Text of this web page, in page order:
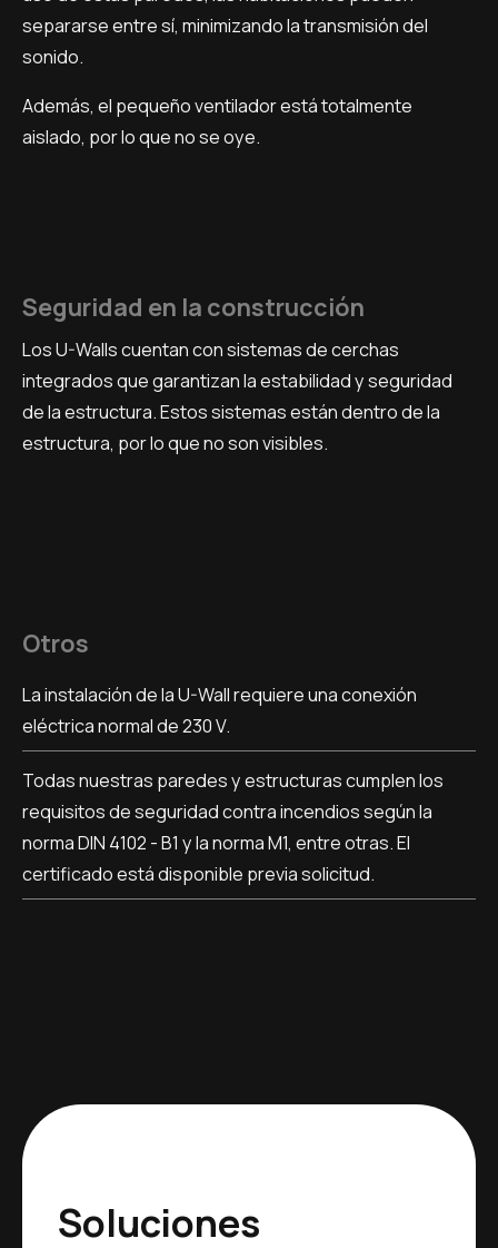
separarse entre sí, minimizando la transmisión del
sonido.
Además, el pequeño ventilador está totalmente
aislado, por lo que no se oye.
Seguridad en la construcción
Los U-Walls cuentan con sistemas de cerchas
integrados que garantizan la estabilidad y seguridad
de la estructura. Estos sistemas están dentro de la
estructura, por lo que no son visibles.
Otros
La instalación de la U-Wall requiere una conexión
eléctrica normal de 230 V.
Todas nuestras paredes y estructuras cumplen los
requisitos de seguridad contra incendios según la
norma DIN 4102 - B1 y la norma M1, entre otras. El
certificado está disponible previa solicitud.
Soluciones